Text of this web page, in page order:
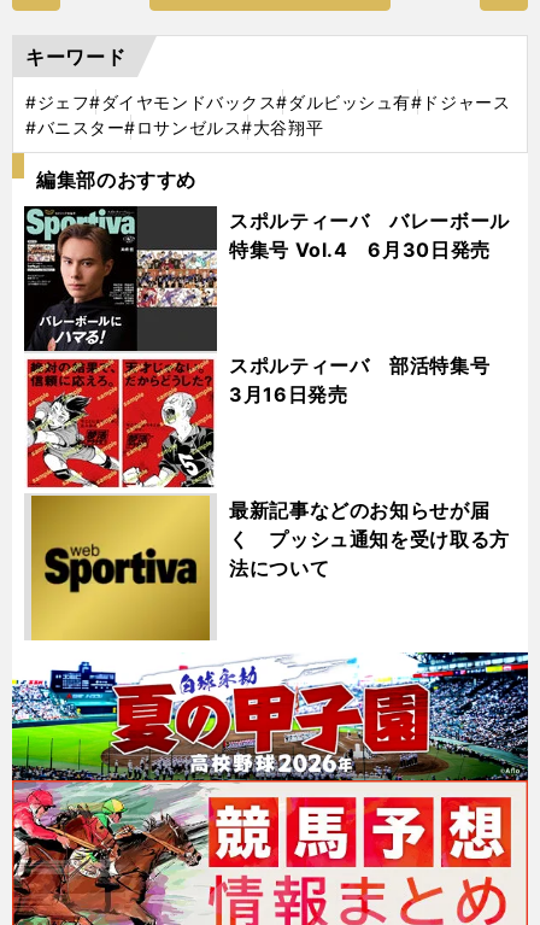
キーワード
#ジェフ#ダイヤモンドバックス#ダルビッシュ有#ドジャース
#バニスター#ロサンゼルス#大谷翔平
編集部のおすすめ
スポルティーバ バレーボール
特集号 Vol.4 6月30日発売
スポルティーバ 部活特集号
3月16日発売
最新記事などのお知らせが届
く プッシュ通知を受け取る方
法について